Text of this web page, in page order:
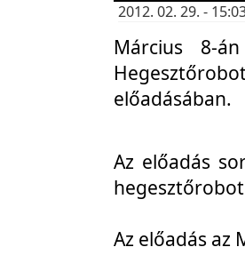
2012. 02. 29. -
Március 8-
előadásában.
Az előadás
Az előadás az